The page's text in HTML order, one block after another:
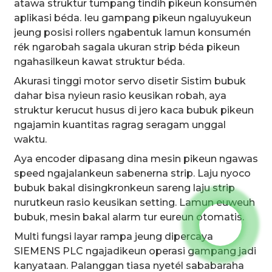
atawa struktur tumpang tindih pikeun konsumén
aplikasi béda. Ieu gampang pikeun ngaluyukeun
jeung posisi rollers ngabentuk lamun konsumén
rék ngarobah sagala ukuran strip béda pikeun
ngahasilkeun kawat struktur béda.
Akurasi tinggi motor servo disetir Sistim bubuk
dahar bisa nyieun rasio keusikan robah, aya
struktur kerucut husus di jero kaca bubuk pikeun
ngajamin kuantitas ragrag seragam unggal
waktu.
Aya encoder dipasang dina mesin pikeun ngawas
speed ngajalankeun sabenerna strip. Laju nyoco
bubuk bakal disingkronkeun sareng laju strip
nurutkeun rasio keusikan setting. Lamun euweuh
bubuk, mesin bakal alarm tur eureun otomatis.
Multi fungsi layar rampa jeung dipercaya
SIEMENS PLC ngajadikeun operasi gampang jadi
kanyataan. Palanggan tiasa nyetél sababaraha